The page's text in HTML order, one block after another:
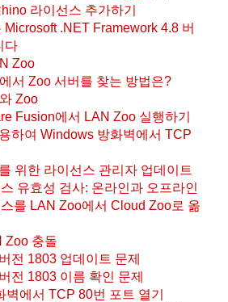
라이선스 추가하기
Microsoft .NET Framework 4.8 버
다
Zoo
서 Zoo 서버를 찾는 방법은?
Zoo
Fusion에서 LAN Zoo 실행하기
하여 Windows 방화벽에서 TCP
위한 라이선스 관리자 업데이트
유효성 검사: 온라인과 오프라인
를 LAN Zoo에서 Cloud Zoo로 옮
Zoo 충돌
전 1803 업데이트 문제
전 1803 이름 확인 문제
벽에서 TCP 80번 포트 열기